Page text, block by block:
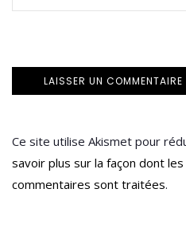
Ce site utilise Akismet pour
savoir plus sur la façon dont
commentaires sont traitées.